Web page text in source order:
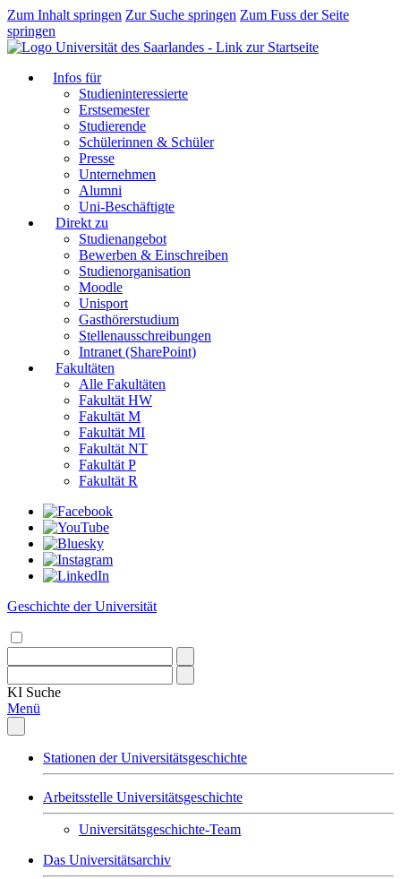
Zum Inhalt springen Zur Suche springen Zum Fuss der Seite
springen
Infos für
Studieninteressierte
Erstsemester
Studierende
Schülerinnen & Schüler
Presse
Unternehmen
Alumni
Uni-Beschäftigte
Direkt zu
Studienangebot
Bewerben & Einschreiben
Studienorganisation
Moodle
Unisport
Gasthörerstudium
Stellenausschreibungen
Intranet (SharePoint)
Fakultäten
Alle Fakultäten
Fakultät HW
Fakultät M
Fakultät MI
Fakultät NT
Fakultät P
Fakultät R
Geschichte der Universität
KI Suche
Menü
Stationen der Universitätsgeschichte
Arbeitsstelle Universitätsgeschichte
Universitätsgeschichte-Team
Das Universitätsarchiv